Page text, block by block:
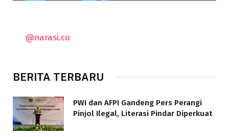
@narasi.co
BERITA TERBARU
PWI dan AFPI Gandeng Pers Perangi
Pinjol Ilegal, Literasi Pindar Diperkuat